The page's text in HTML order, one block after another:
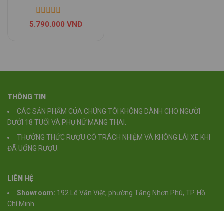
5.790.000 VNĐ
THÔNG TIN
CÁC SẢN PHẨM CỦA CHÚNG TÔI KHÔNG DÀNH CHO NGƯỜI
DƯỚI 18 TUỔI VÀ PHỤ NỮ MANG THAI.
THƯỞNG THỨC RƯỢU CÓ TRÁCH NHIỆM VÀ KHÔNG LÁI XE KHI
ĐÃ UỐNG RƯỢU.
LIÊN HỆ
Showroom: 192 Lê Văn Việt, phường Tăng Nhơn Phú, TP. Hồ
Chí Minh